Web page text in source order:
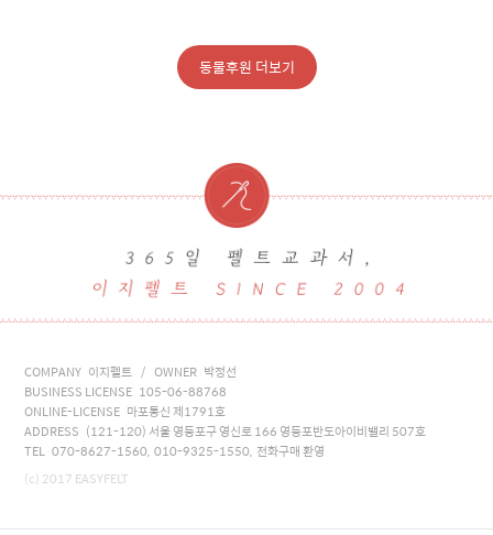
동물후원 더보기
COMPANY 이지펠트 / OWNER 박정선
BUSINESS LICENSE 105-06-88768
ONLINE-LICENSE 마포통신 제1791호
ADDRESS (121-120) 서울 영등포구 영신로 166 영등포반도아이비밸리 507호
TEL 070-8627-1560, 010-9325-1550, 전화구매 환영
(c) 2017 EASYFELT